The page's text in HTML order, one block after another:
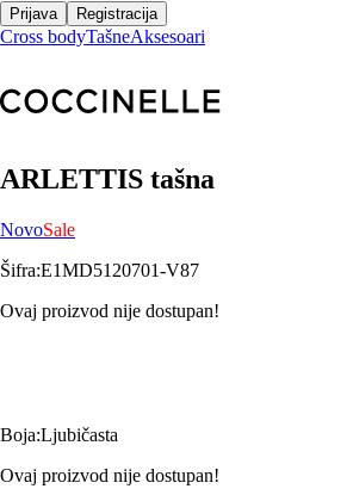
Prijava Registracija
Cross bodyTašneAksesoari
ARLETTIS tašna
NovoSale
Šifra:E1MD5120701-V87
Ovaj proizvod nije dostupan!
Boja:Ljubičasta
Ovaj proizvod nije dostupan!